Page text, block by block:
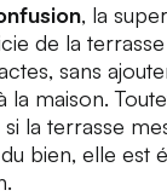
, la
de la
sans
maison.
si la terrasse
bien, elle est